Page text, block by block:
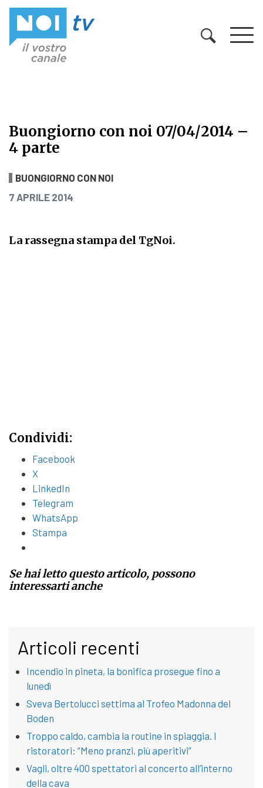
Buongiorno con noi 07/04/2014 –
4 parte
Buongiorno con noi 07/04/2014 –
BUONGIORNO CON NOI
PUBBLICATO IL
7 APRILE 2014
La rassegna stampa del TgNoi.
Condividi:
Facebook
X
LinkedIn
Telegram
WhatsApp
Stampa
Se hai letto questo articolo, possono
interessarti anche
Articoli recenti
Incendio in pineta, la bonifica prosegue fino a
lunedì
Sveva Bertolucci settima al Trofeo Madonna del
Boden
Troppo caldo, cambia la routine in spiaggia. I
ristoratori: “Meno pranzi, più aperitivi”
Vagli, oltre 400 spettatori al concerto all’interno
della cava